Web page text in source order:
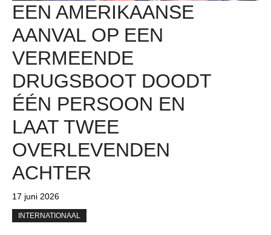
EEN AMERIKAANSE
AANVAL OP EEN
VERMEENDE
DRUGSBOOT DOODT
ÉÉN PERSOON EN
LAAT TWEE
OVERLEVENDEN
ACHTER
17 juni 2026
INTERNATIONAAL